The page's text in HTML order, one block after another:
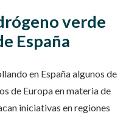
verde
España
en España algunos de
de Europa en materia de
iniciativas en regiones